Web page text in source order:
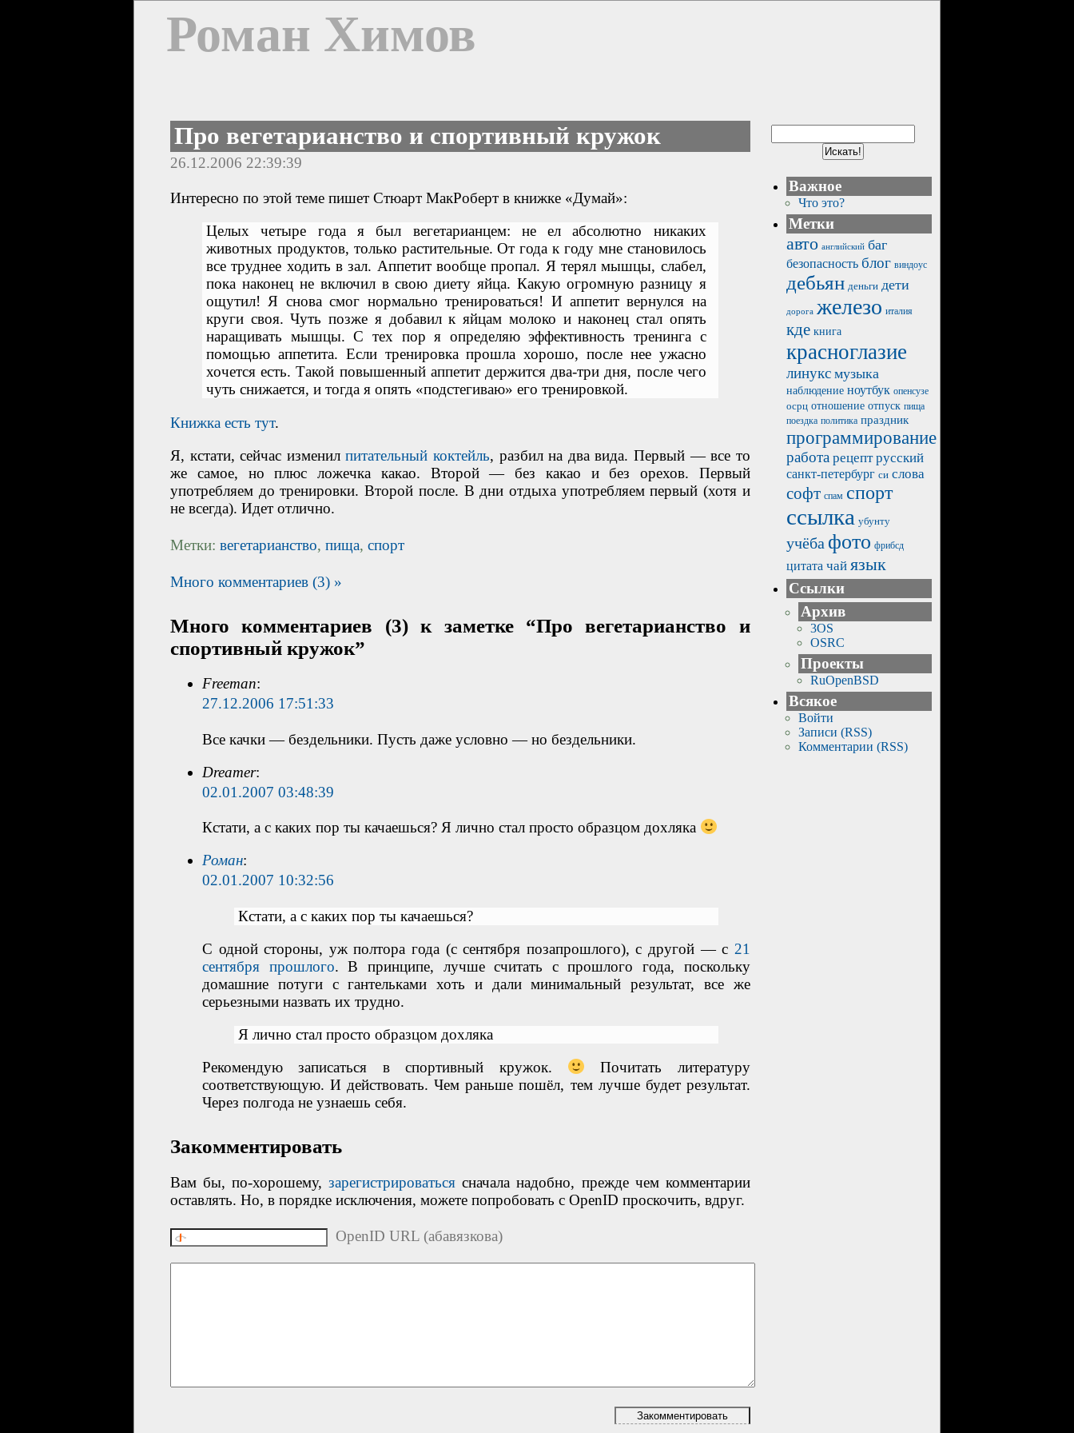
Роман Химов
Про вегетарианство и спортивный кружок
26.12.2006 22:39:39
Интересно по этой теме пишет Стюарт МакРоберт в книжке «Думай»:
Целых четыре года я был вегетарианцем: не ел абсолютно никаких
животных продуктов, только растительные. От года к году мне становилось
все труднее ходить в зал. Аппетит вообще пропал. Я терял мышцы, слабел,
пока наконец не включил в свою диету яйца. Какую огромную разницу я
ощутил! Я снова смог нормально тренироваться! И аппетит вернулся на
круги своя. Чуть позже я добавил к яйцам молоко и наконец стал опять
наращивать мышцы. С тех пор я определяю эффективность тренинга с
помощью аппетита. Если тренировка прошла хорошо, после нее ужасно
хочется есть. Такой повышенный аппетит держится два-три дня, после чего
чуть снижается, и тогда я опять «подстегиваю» его тренировкой.
Книжка есть тут.
Я, кстати, сейчас изменилпитательный коктейль, разбил на два вида. Первый — все то
же самое, но плюс ложечка какао. Второй — без какао и без орехов. Первый
употребляем до тренировки. Второй после. В дни отдыха употребляем первый (хотя и
не всегда). Идет отлично.
Метки: вегетарианство, пища, спорт
Много комментариев (3) »
Много комментариев (3) к заметке “Про вегетарианство и
спортивный кружок”
Freeman:
27.12.2006 17:51:33
Все качки — бездельники. Пусть даже условно — но бездельники.
Dreamer:
02.01.2007 03:48:39
Кстати, а с каких пор ты качаешься? Я лично стал просто образцом дохляка
Роман:
02.01.2007 10:32:56
Кстати, а с каких пор ты качаешься?
С одной стороны, уж полтора года (с сентября позапрошлого), с другой — с 21
сентября прошлого. В принципе, лучше считать с прошлого года, поскольку
домашние потуги с гантельками хоть и дали минимальный результат, все же
серьезными назвать их трудно.
Я лично стал просто образцом дохляка
Рекомендую записаться в спортивный кружок.
Почитать литературу
соответствующую. И действовать. Чем раньше пошёл, тем лучше будет результат.
Через полгода не узнаешь себя.
Закомментировать
Вам бы, по-хорошему, зарегистрироваться сначала надобно, прежде чем комментарии
оставлять. Но, в порядке исключения, можете попробовать с OpenID проскочить, вдруг.
OpenID URL (абавязкова)
Важное
Что это?
Метки
авто английский баг
безопасность блог виндоус
дебьян деньги дети
дорога железо италия
кде книга
красноглазие
линукс музыка
наблюдение ноутбук опенсузе
осрц отношение отпуск пища
поездка политика праздник
программирование
работа рецепт русский
санкт-петербург си слова
софт спам спорт
ссылка убунту
учёба фото фрибсд
цитата чай язык
Ссылки
Архив
3OS
OSRC
Проекты
RuOpenBSD
Всякое
Войти
Записи (RSS)
Комментарии (RSS)